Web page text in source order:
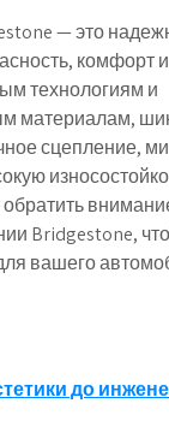
— это
комфорт
технологиям и
материалам,
сцепление,
Bridgestone,
вашего
до